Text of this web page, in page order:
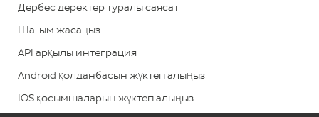
тегін
байланыс
Дербес деректер туралы саясат
Шағым жасаңыз
API арқылы интеграция
Android қолданбасын жүктеп алыңыз
IOS қосымшаларын жүктеп алыңыз